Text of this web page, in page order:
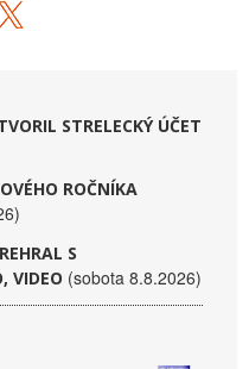
STRELECKÝ ÚČET
ROČNÍKA
S
VIDEO (sobota 8.8.2026)